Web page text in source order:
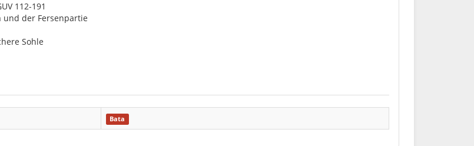
112-191
und der Fersenpartie
Sohle
Bata